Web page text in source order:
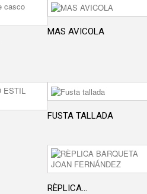
MAS AVICOLA
FUSTA TALLADA
RÈPLICA...